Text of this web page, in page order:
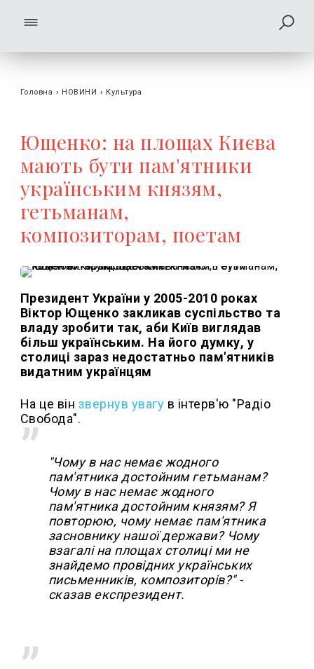
Головна › НОВИНИ › Культура
Ющенко: на площах Києва
мають бути пам'ятники
українським князям,
гетьманам,
композиторам, поетам
Президент України у 2005-2010 роках
Віктор Ющенко закликав суспільство та
владу зробити так, аби Київ виглядав
більш українським. На його думку, у
столиці зараз недостатньо пам'ятників
видатним українцям
На це він звернув увагу в інтерв'ю "Радіо
Свобода".
"Чому в нас немає жодного
пам'ятника достойним гетьманам?
Чому в нас немає жодного
пам'ятника достойним князям? Я
повторюю, чому немає пам'ятника
засновнику нашої держави? Чому
взагалі на площах столиці ми не
знайдемо провідних українських
письменників, композиторів?" -
сказав експрезидент.